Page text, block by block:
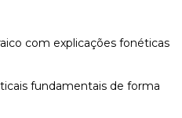
com explicações fonéticas
fundamentais de forma